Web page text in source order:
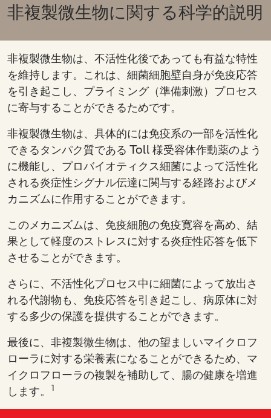
非複製微生物に関する科学的説明
非複製微生物は、不活性化後であっても有益な特性
を維持します。これは、細菌細胞壁自身が免疫応答
を引き起こし、プライミング（準備刺激）プロセス
に寄与することができるためです。
非複製微生物は、具体的には免疫系の一部を活性化
できるタンパク質である Toll 様受容体作動薬のよう
に機能し、プロバイオティクス細菌によって活性化
される炎症性シグナル伝達に関与する経路およびメ
カニズムに作用することができます。
このメカニズムは、免疫細胞の免疫寛容を高め、結
果として軽度のストレスに対する炎症性応答を低下
させることができます。
さらに、不活性化プロセス中に細菌によって放出さ
れる代謝物も、免疫応答を引き起こし、病原体に対
する多少の保護を提供することができます。
最後に、非複製微生物は、他の望ましいマイクロフ
ローラに対する栄養素になることができるため、マ
イクロフローラの複製を補助して、腸の健康を増進
します。
1